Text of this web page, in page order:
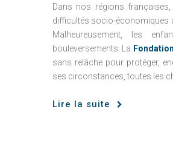
Dans nos régions
difficultés socio-économiques
Malheureusement, les
bouleversements. La
sans relâche pour protéger,
ses circonstances, toutes les
Lire la suite